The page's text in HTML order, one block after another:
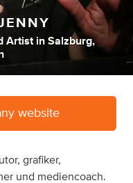
Artist in Salzburg,
website
grafiker,
und mediencoach.